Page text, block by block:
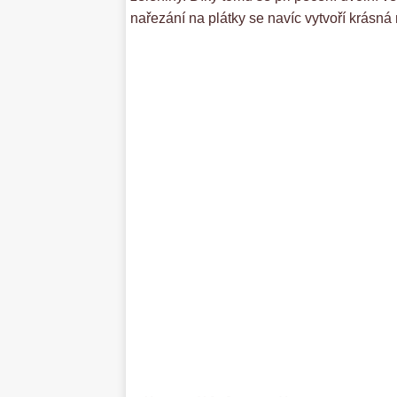
nařezání na plátky se navíc vytvoří krásná